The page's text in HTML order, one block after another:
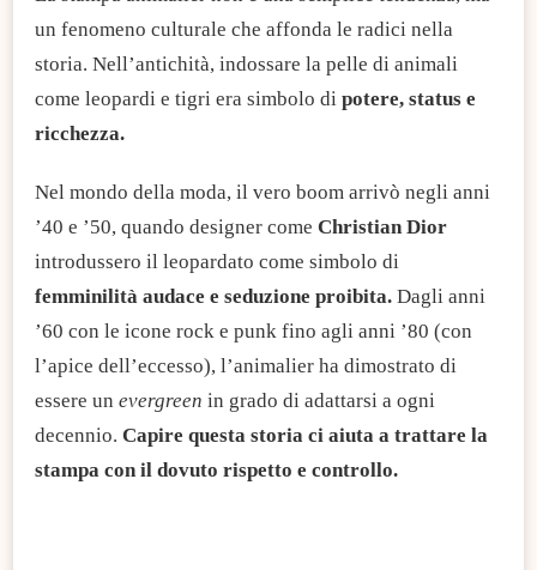
un fenomeno culturale che affonda le radici nella
storia. Nell’antichità, indossare la pelle di animali
come leopardi e tigri era simbolo di potere, status e
ricchezza.
Nel mondo della moda, il vero boom arrivò negli anni
’40 e ’50, quando designer come Christian Dior
introdussero il leopardato come simbolo di
femminilità audace e seduzione proibita. Dagli anni
’60 con le icone rock e punk fino agli anni ’80 (con
l’apice dell’eccesso), l’animalier ha dimostrato di
essere un evergreen in grado di adattarsi a ogni
decennio. Capire questa storia ci aiuta a trattare la
stampa con il dovuto rispetto e controllo.